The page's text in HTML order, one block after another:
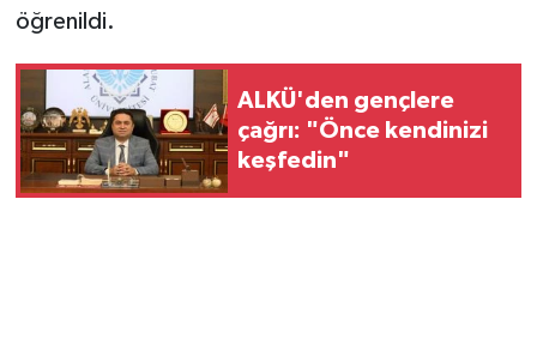
öğrenildi.
ALKÜ'den gençlere
çağrı: "Önce kendinizi
keşfedin"